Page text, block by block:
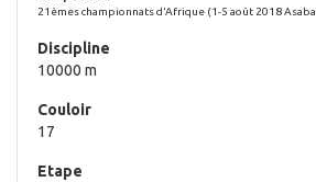
21èmes championnats d'Afrique (1-5 août 2018 Asaba
10000 m
17